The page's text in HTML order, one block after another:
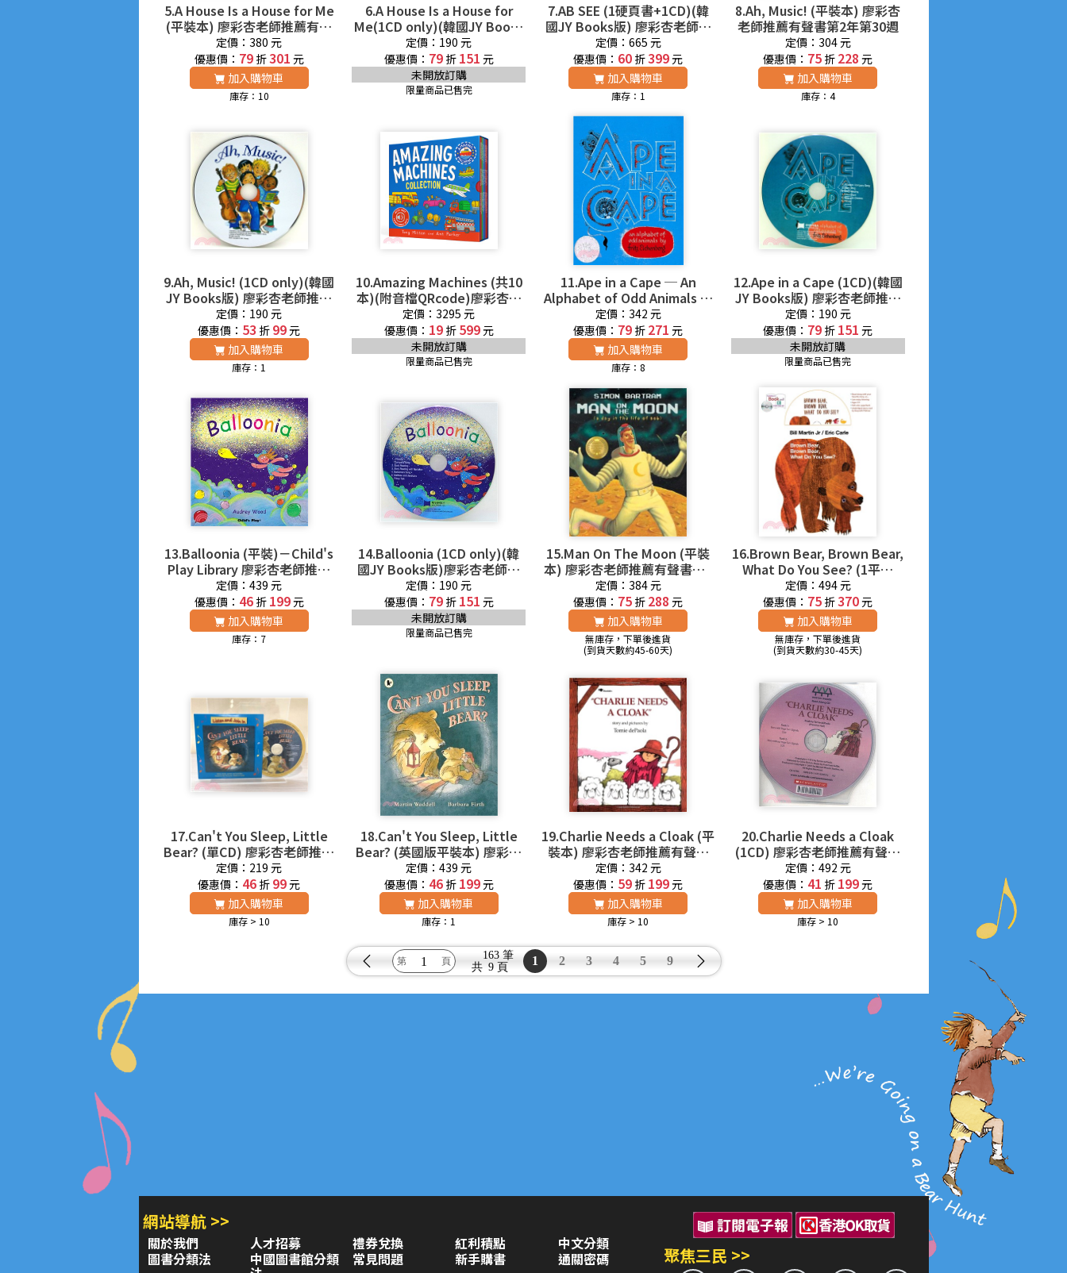
5.A House Is a House for Me
(平裝本) 廖彩杏老師推薦有聲
書第2年第29週
定價：380 元
優惠價： 79折301 元
加入購物車
庫存：10
6.A House Is a House for
Me(1CD only)(韓國JY Books
版) 廖彩杏老師推薦有聲書第2
年第29週
定價：190 元
優惠價： 79折 151 元
未開放訂購
限量商品已售完
7.AB SEE (1硬頁書+1CD)(韓
國JY Books版) 廖彩杏老師推
薦有聲書第2年第30週
定價：665 元
優惠價： 60 折399元
加入購物車
庫存：1
8.Ah, Music! (平裝本) 廖彩杏
老師推薦有聲書第2年第30週
定價：304 元
優惠價： 75 折 228 元
加入購物車
庫存：4
9.Ah, Music! (1CD only)(韓國
JY Books版) 廖彩杏老師推薦
有聲書第2年第30週
定價：190 元
優惠價： 53 折 99元
加入購物車
庫存：1
10.Amazing Machines (共10
本)(附音檔QRcode)廖彩杏老
師推薦有聲書第2年第15-16週
定價：3295 元
優惠價： 19折 599元
未開放訂購
限量商品已售完
11.Ape in a Cape ─ An
Alphabet of Odd Animals 廖
彩杏老師推薦有聲書第7週
定價：342 元
優惠價： 79 折 271 元
加入購物車
庫存：8
12.Ape in a Cape (1CD)(韓國
JY Books版) 廖彩杏老師推薦
有聲書第7週
定價：190 元
優惠價： 79 折 151 元
未開放訂購
限量商品已售完
13.Balloonia (平裝)－Child's
Play Library 廖彩杏老師推薦
有聲書第2年第1週
定價：439 元
優惠價： 46折 199元
加入購物車
庫存：7
14.Balloonia (1CD only)(韓
國JY Books版)廖彩杏老師推
薦有聲書第2年第1週
定價：190 元
優惠價： 79折 151 元
未開放訂購
限量商品已售完
15.Man On The Moon (平裝
本) 廖彩杏老師推薦有聲書第2
年第8週
定價：384 元
優惠價： 75 折 288 元
加入購物車
無庫存，下單後進貨
(到貨天數約45-60天)
16.Brown Bear, Brown Bear,
What Do You See? (1平裝
+1CD) 廖彩杏老師推薦有聲書
第1週
定價：494 元
優惠價： 75 折370元
加入購物車
無庫存，下單後進貨
(到貨天數約30-45天)
17.Can't You Sleep, Little
Bear? (單CD) 廖彩杏老師推薦
有聲書第2年第7週
定價：219 元
優惠價： 46 折 99元
加入購物車
庫存 > 10
18.Can't You Sleep, Little
Bear? (英國版平裝本) 廖彩杏
老師推薦有聲書第2年第7週
定價：439 元
優惠價： 46折 199元
加入購物車
庫存：1
19.Charlie Needs a Cloak (平
裝本) 廖彩杏老師推薦有聲書
第2年第28週
定價：342 元
優惠價： 59 折 199元
加入購物車
庫存 > 10
20.Charlie Needs a Cloak
(1CD) 廖彩杏老師推薦有聲書
第2年第28週
定價：492 元
優惠價： 41 折 199元
加入購物車
庫存 > 10
共
163 筆
9 頁
1 2 3 4 5 9
網站導航 >>
關於我們 人才招募 禮券兌換 紅利積點
中文分類
圖書分類法
中國圖書館分類 常見問題 新手購書 通關密碼 聚焦三民 >>